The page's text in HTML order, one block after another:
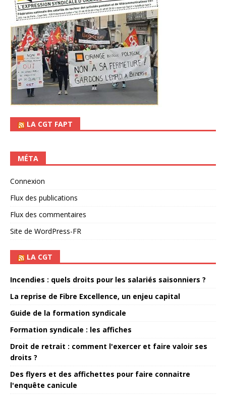
LA CGT FAPT
MÉTA
Connexion
Flux des publications
Flux des commentaires
Site de WordPress-FR
LA CGT
Incendies : quels droits pour les salariés saisonniers ?
La reprise de Fibre Excellence, un enjeu capital
Guide de la formation syndicale
Formation syndicale : les affiches
Droit de retrait : comment l'exercer et faire valoir ses
droits ?
Des flyers et des affichettes pour faire connaitre
l'enquête canicule